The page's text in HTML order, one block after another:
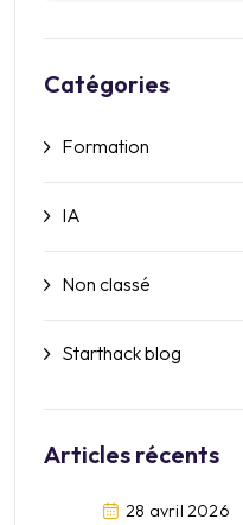
Catégories
Formation
IA
Non classé
Starthack blog
Articles récents
28 avril 2026